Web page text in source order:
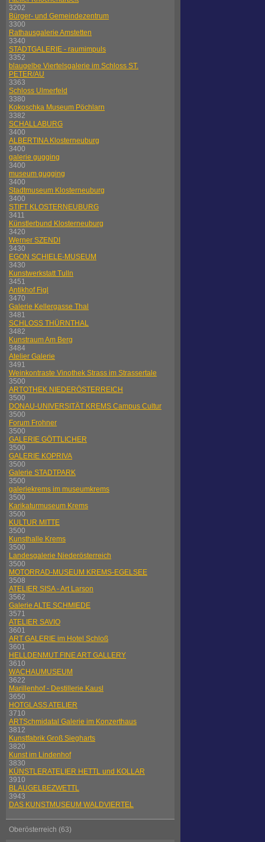
3202
Bürger- und Gemeindezentrum
3300
Rathausgalerie Amstetten
3340
STADTGALERIE - raumimpuls
3352
blaugelbe Viertelsgalerie im Schloss ST.
PETER/AU
3363
Schloss Ulmerfeld
3380
Kokoschka Museum Pöchlarn
3382
SCHALLABURG
3400
ALBERTINA Klosterneuburg
3400
galerie gugging
3400
museum gugging
3400
Stadtmuseum Klosterneuburg
3400
STIFT KLOSTERNEUBURG
3411
Künstlerbund Klosterneuburg
3420
Werner SZENDI
3430
EGON SCHIELE-MUSEUM
3430
Kunstwerkstatt Tulln
3451
Antikhof Figl
3470
Galerie Kellergasse Thal
3481
SCHLOSS THÜRNTHAL
3482
Kunstraum Am Berg
3484
Atelier Galerie
3491
Weinkontraste Vinothek Strass im Strassertale
3500
ARTOTHEK NIEDERÖSTERREICH
3500
DONAU-UNIVERSITÄT KREMS Campus Cultur
3500
Forum Frohner
3500
GALERIE GÖTTLICHER
3500
GALERIE KOPRIVA
3500
Galerie STADTPARK
3500
galeriekrems im museumkrems
3500
Karikaturmuseum Krems
3500
KULTUR MITTE
3500
Kunsthalle Krems
3500
Landesgalerie Niederösterreich
3500
MOTORRAD-MUSEUM KREMS-EGELSEE
3508
ATELIER SISA - Art Larson
3562
Galerie ALTE SCHMIEDE
3571
ATELIER SAVIO
3601
ART GALERIE im Hotel Schloß
3601
HELLDENMUT FINE ART GALLERY
3610
WACHAUMUSEUM
3622
Marillenhof - Destillerie Kausl
3650
HOTGLASS ATELIER
3710
ARTSchmidatal Galerie im Konzerthaus
3812
Kunstfabrik Groß Siegharts
3820
Kunst im Lindenhof
3830
KÜNSTLERATELIER HETTL und KOLLAR
3910
BLAUGELBEZWETTL
3943
DAS KUNSTMUSEUM WALDVIERTEL
Oberösterreich (63)